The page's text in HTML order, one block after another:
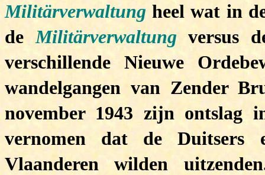
Militärverwaltung heel wat in
de Militärverwaltung versus
verschillende Nieuwe
wandelgangen van Zender
november 1943 zijn ontslag
vernomen dat de Duitsers
Vlaanderen wilden